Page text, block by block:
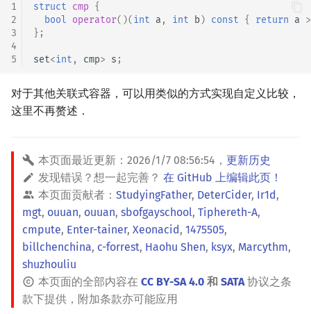
1
2
3
4
5
struct cmp {
bool operator()(int a , int b) const { return a >
};
set<int , cmp> s ;
对于其他关联式容器，可以用类似的方式实现自定义比较，
这里不再赘述．
本页面最近更新： 2026/1/7 08:56:54 ， 更新历史
发现错误？想一起完善？ 在 GitHub 上编辑此页！
本页面贡献者： StudyingFather, DeterCider, Ir1d,
mgt, ouuan, ouuan, sbofgayschool, Tiphereth-A,
cmpute, Enter-tainer, Xeonacid, 1475505,
billchenchina, c-forrest, Haohu Shen, ksyx, Marcythm,
shuzhouliu
本页面的全部内容在 CC BY-SA 4.0 和 SATA协议之条
款下提供，附加条款亦可能应用